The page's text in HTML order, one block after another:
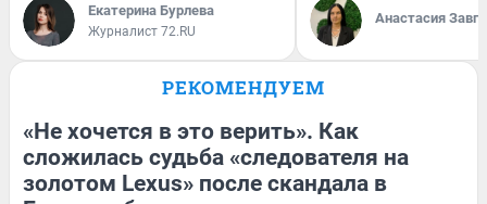
Екатерина Бурлева
Журналист 72.RU
Анастасия
РЕКОМЕНДУЕМ
«Не хочется в это верить». Как
сложилась судьба «следователя на
золотом Lexus» после скандала в